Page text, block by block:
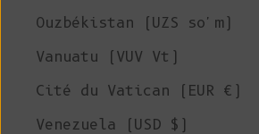
Ouzbékistan (UZS so'm)
Vanuatu (VUV Vt)
Cité du Vatican (EUR €)
Venezuela (USD $)